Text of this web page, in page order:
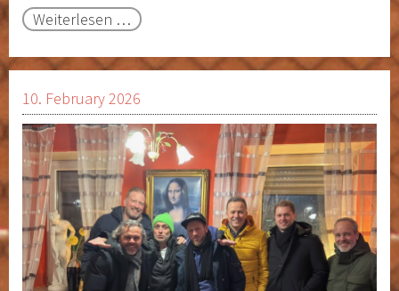
Weiterlesen … Erster
des
10. February 2026